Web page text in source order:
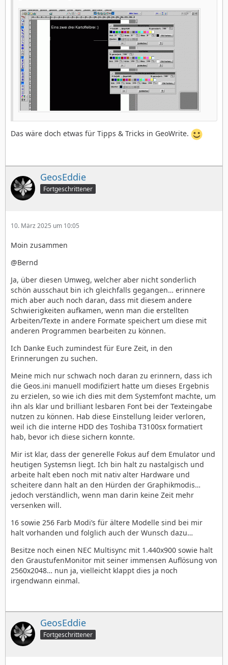
Das wäre doch etwas für Tipps & Tricks in GeoWrite.
GeosEddie
Fortgeschrittener
10. März 2025 um 10:05
Moin zusammen
@Bernd
Ja, über diesen Umweg, welcher aber nicht sonderlich
schön ausschaut bin ich gleichfalls gegangen… erinnere
mich aber auch noch daran, dass mit diesem andere
Schwierigkeiten aufkamen, wenn man die erstellten
Arbeiten/Texte in andere Formate speichert um diese mit
anderen Programmen bearbeiten zu können.
Ich Danke Euch zumindest für Eure Zeit, in den
Erinnerungen zu suchen.
Meine mich nur schwach noch daran zu erinnern, dass ich
die Geos.ini manuell modifiziert hatte um dieses Ergebnis
zu erzielen, so wie ich dies mit dem Systemfont machte, um
ihn als klar und brilliant lesbaren Font bei der Texteingabe
nutzen zu können. Hab diese Einstellung leider verloren,
weil ich die interne HDD des Toshiba T3100sx formatiert
hab, bevor ich diese sichern konnte.
Mir ist klar, dass der generelle Fokus auf dem Emulator und
heutigen Systemsn liegt. Ich bin halt zu nastalgisch und
arbeite halt eben noch mit nativ alter Hardware und
scheitere dann halt an den Hürden der Graphikmodis…
jedoch verständlich, wenn man darin keine Zeit mehr
versenken will.
16 sowie 256 Farb Modi’s für ältere Modelle sind bei mir
halt vorhanden und folglich auch der Wunsch dazu…
Besitze noch einen NEC Multisync mit 1.440x900 sowie halt
den GraustufenMonitor mit seiner immensen Auflösung von
2560x2048… nun ja, vielleicht klappt dies ja noch
irgendwann einmal.
GeosEddie
Fortgeschrittener